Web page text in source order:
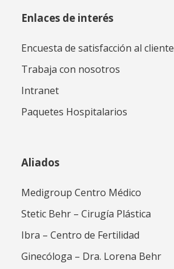
Enlaces de interés
Encuesta de satisfacción al cliente
Trabaja con nosotros
Intranet
Paquetes Hospitalarios
Aliados
Medigroup Centro Médico
Stetic Behr – Cirugía Plástica
Ibra – Centro de Fertilidad
Ginecóloga – Dra. Lorena Behr